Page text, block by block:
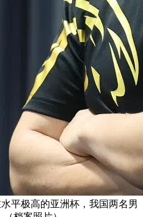
平极高的亚洲杯，我国两名男